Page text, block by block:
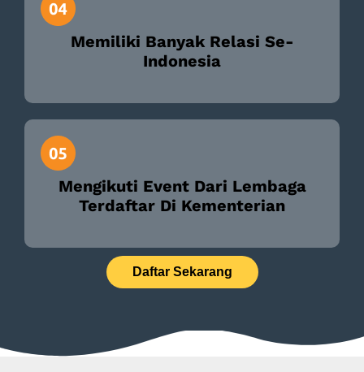
Memiliki Banyak Relasi Se-
Indonesia
Mengikuti Event Dari Lembaga
Terdaftar Di Kementerian
Daftar Sekarang